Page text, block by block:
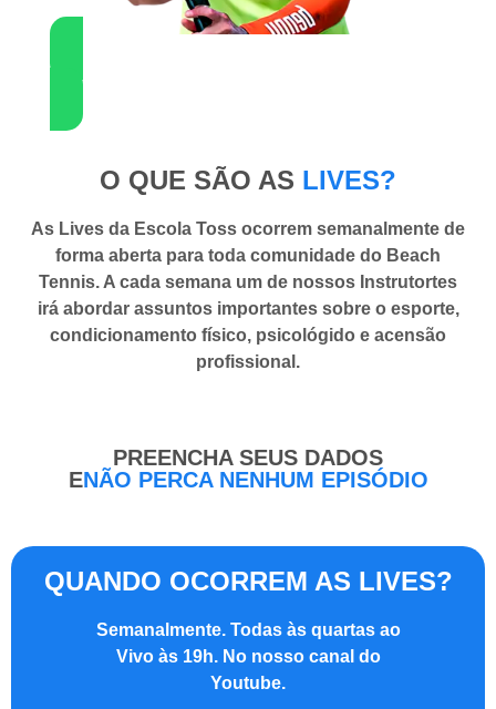
Clique aqui
O QUE SÃO AS LIVES?
As Lives da Escola Toss ocorrem semanalmente de
forma aberta para toda comunidade do Beach
Tennis. A cada semana um de nossos Instrutortes
irá abordar assuntos importantes sobre o esporte,
condicionamento físico, psicológido e acensão
profissional.
PREENCHA SEUS DADOS
ENÃO PERCA NENHUM EPISÓDIO
QUANDO OCORREM AS LIVES?
Semanalmente. Todas às quartas ao
Vivo às 19h. No nosso canal do
Youtube.